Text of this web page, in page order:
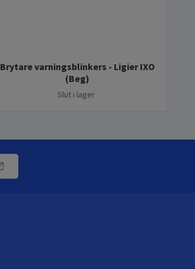
Brytare varningsblinkers - Ligier IXO
(Beg)
Slut i lager